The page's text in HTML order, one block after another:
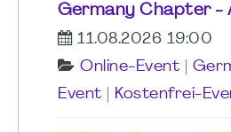
Germany Chapter -
11.08.2026 19:00
Online-Event
Event
Kostenfrei-